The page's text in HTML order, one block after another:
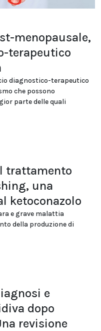
menopausale,
terapeutico
diagnostico-terapeutico
che possono
parte delle quali
trattamento
una
ketoconazolo
e grave malattia
della produzione di
e
dopo
revisione